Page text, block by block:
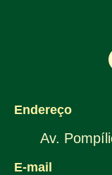
Endereço
Av.
E-mail